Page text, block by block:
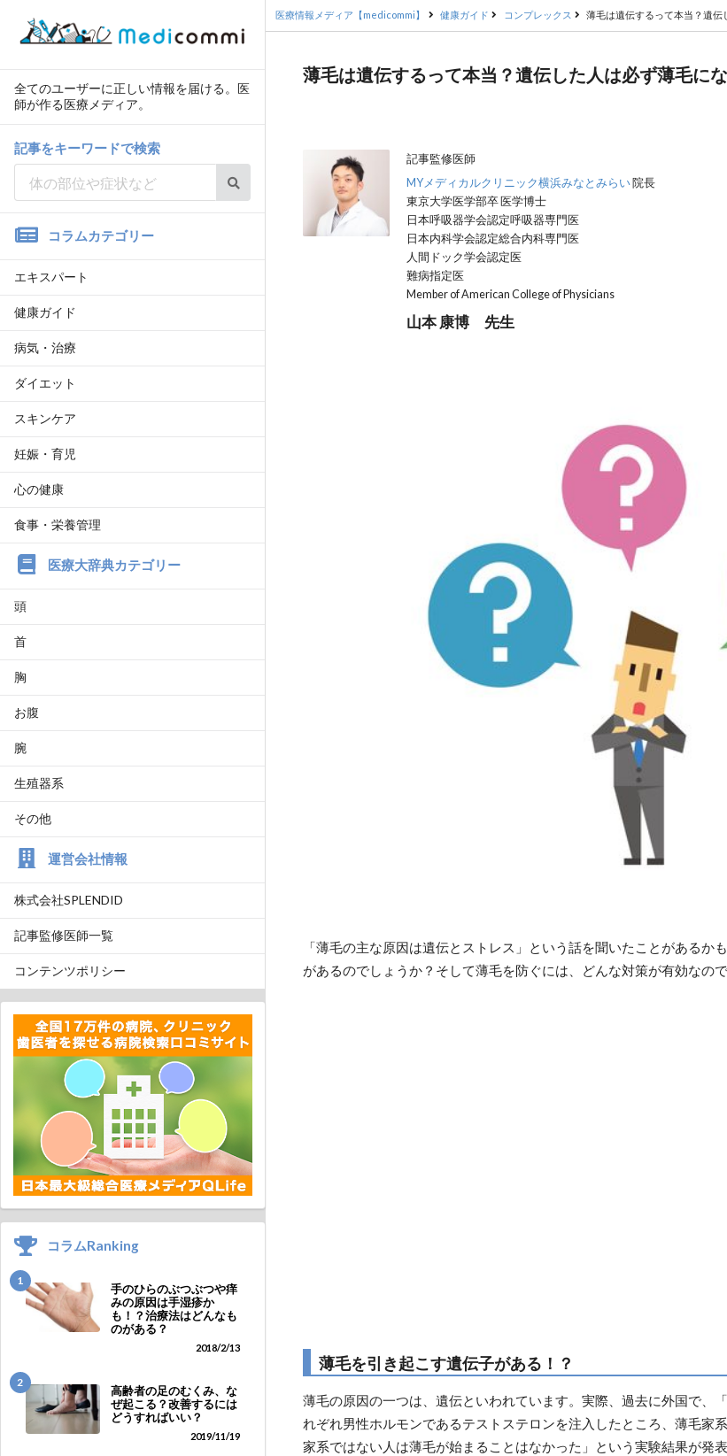
全てのユーザーに正しい情報を届ける。医
師が作る医療メディア。
記事をキーワードで検索
コラムカテゴリー
エキスパート
健康ガイド
病気・治療
ダイエット
スキンケア
妊娠・育児
心の健康
食事・栄養管理
医療大辞典カテゴリー
頭
首
胸
お腹
腕
生殖器系
その他
運営会社情報
株式会社SPLENDID
記事監修医師一覧
コンテンツポリシー
コラムRanking
1
手のひらのぶつぶつや痒
みの原因は手湿疹か
も！？治療法はどんなも
のがある？
2018/2/13
2
高齢者の足のむくみ、な
ぜ起こる？改善するには
どうすればいい？
2019/11/19
医療情報メディア【medicommi】 健康ガイド コンプレックス 薄毛は遺伝するって本当？遺伝
薄毛は遺伝するって本当？遺伝した人は必ず薄毛に
記事監修医師
MYメディカルクリニック横浜みなとみらい院長
東京大学医学部卒 医学博士
日本呼吸器学会認定呼吸器専門医
日本内科学会認定総合内科専門医
人間ドック学会認定医
難病指定医
Member of American College of Physicians
山本 康博 先生
「薄毛の主な原因は遺伝とストレス」という話を聞いたことがある
があるのでしょうか？そして薄毛を防ぐには、どんな対策が有効なの
薄毛を引き起こす遺伝子がある！？
薄毛の原因の一つは、遺伝といわれています。実際、過去に外国で、
れぞれ男性ホルモンであるテストステロンを注入したところ、薄毛家
家系ではない人は薄毛が始まることはなかった」という実験結果が発表